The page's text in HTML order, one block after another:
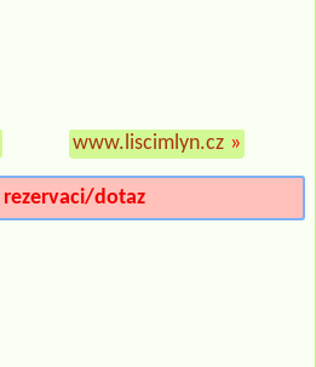
www.liscimlyn.cz »
rezervaci/dotaz